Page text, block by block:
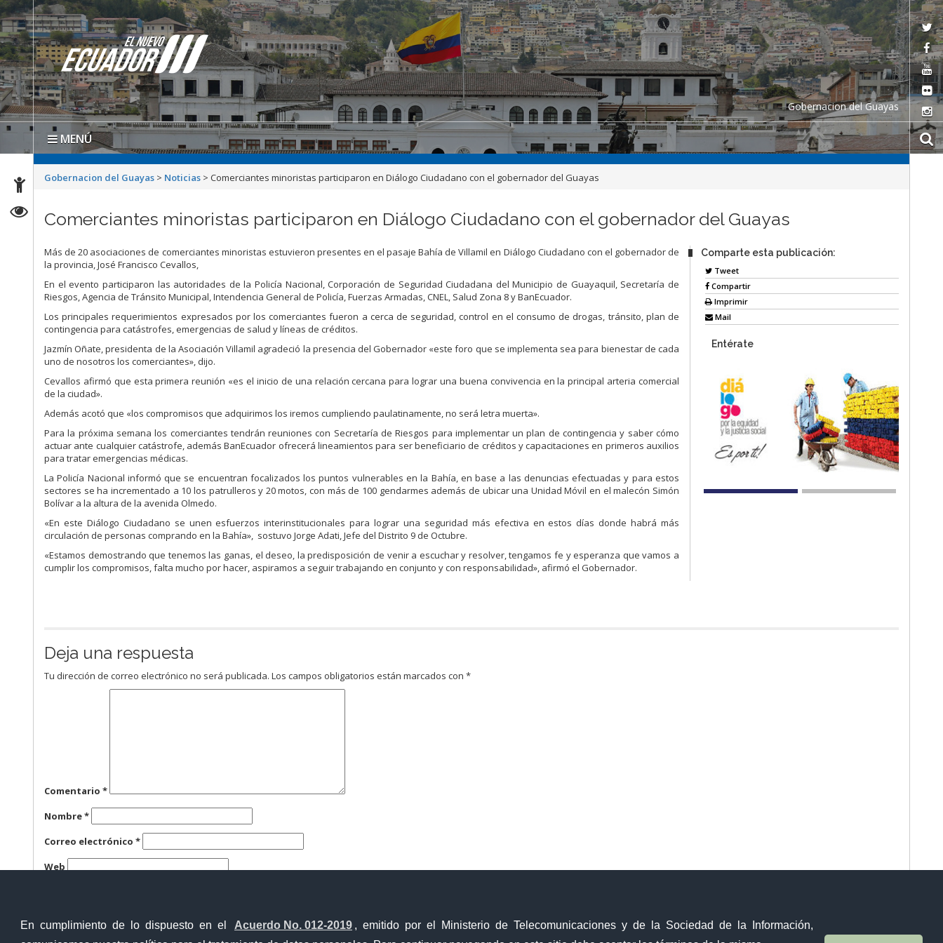
En cumplimiento de lo dispuesto en el Acuerdo No. 012-2019 , emitido por el Ministerio de Telecomunicaciones y de la Sociedad de la Información,
Gobernacion del Guayas
MENÚ
Gobernacion del Guayas > Noticias >Comerciantes minoristas participaron en Diálogo Ciudadano con el gobernador del Guayas
Comerciantes minoristas participaron en Diálogo Ciudadano con el gobernador del Guayas
Más de 20 asociaciones de comerciantes minoristas estuvieron presentes en el pasaje Bahía de Villamil en Diálogo Ciudadano con el gobernador de
la provincia, José Francisco Cevallos,
En el evento participaron las autoridades de la Policía Nacional, Corporación de Seguridad Ciudadana del Municipio de Guayaquil, Secretaría de
Riesgos, Agencia de Tránsito Municipal, Intendencia General de Policía, Fuerzas Armadas, CNEL, Salud Zona 8 y BanEcuador.
Los principales requerimientos expresados por los comerciantes fueron a cerca de seguridad, control en el consumo de drogas, tránsito, plan de
contingencia para catástrofes, emergencias de salud y líneas de créditos.
Jazmín Oñate, presidenta de la Asociación Villamil agradeció la presencia del Gobernador «este foro que se implementa sea para bienestar de cada
uno de nosotros los comerciantes», dijo.
Cevallos afirmó que esta primera reunión «es el inicio de una relación cercana para lograr una buena convivencia en la principal arteria comercial
de la ciudad».
Además acotó que «los compromisos que adquirimos los iremos cumpliendo paulatinamente, no será letra muerta».
Para la próxima semana los comerciantes tendrán reuniones con Secretaría de Riesgos para implementar un plan de contingencia y saber cómo
actuar ante cualquier catástrofe, además BanEcuador ofrecerá lineamientos para ser beneficiario de créditos y capacitaciones en primeros auxilios
para tratar emergencias médicas.
La Policía Nacional informó que se encuentran focalizados los puntos vulnerables en la Bahía, en base a las denuncias efectuadas y para estos
sectores se ha incrementado a 10 los patrulleros y 20 motos, con más de 100 gendarmes además de ubicar una Unidad Móvil en el malecón Simón
Bolívar a la altura de la avenida Olmedo.
«En este Diálogo Ciudadano se unen esfuerzos interinstitucionales para lograr una seguridad más efectiva en estos días donde habrá más
circulación de personas comprando en la Bahía», sostuvo Jorge Adati, Jefe del Distrito 9 de Octubre.
«Estamos demostrando que tenemos las ganas, el deseo, la predisposición de venir a escuchar y resolver, tengamos fe y esperanza que vamos a
cumplir los compromisos, falta mucho por hacer, aspiramos a seguir trabajando en conjunto y con responsabilidad», afirmó el Gobernador.
Comparte esta publicación:
Tweet
Compartir
Imprimir
Mail
Entérate
Deja una respuesta
Tu dirección de correo electrónico no será publicada. Los campos obligatorios están marcados con*
Comentario*
Nombre*
Correo electrónico*
Web